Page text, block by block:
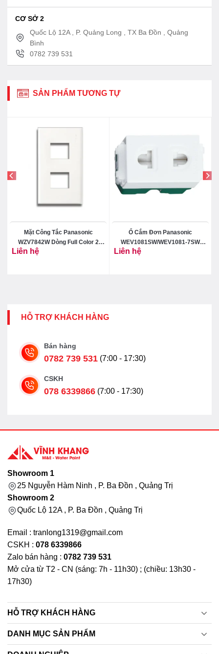
CƠ SỞ 2
Quốc Lộ 12A , P. Quảng Long , TX Ba Đồn , Quảng
Bình
0782 739 531
SẢN PHẨM TƯƠNG TỰ
Mặt Công Tắc Panasonic
WZV7842W Dòng Full Color 2
Liên hệ
Ổ Cắm Đơn Panasonic
WEV1081SW/WEV1081-7SW
Liên hệ
HỖ TRỢ KHÁCH HÀNG
Bán hàng
0782 739 531 (7:00 - 17:30)
CSKH
078 6339866 (7:00 - 17:30)
Showroom 1
25 Nguyễn Hàm Ninh , P. Ba Đồn , Quảng Trị
Showroom 2
Quốc Lộ 12A , P. Ba Đồn , Quảng Trị
Email : tranlong1319@gmail.com
CSKH : 078 6339866
Zalo bán hàng : 0782 739 531
Mở cửa từ T2 - CN (sáng: 7h - 11h30) ; (chiều: 13h30 -
17h30)
HỖ TRỢ KHÁCH HÀNG
DANH MỤC SẢN PHẨM